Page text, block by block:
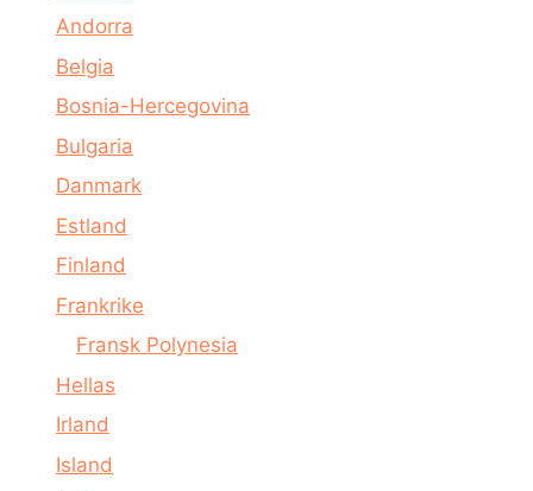
Andorra
Belgia
Bosnia-Hercegovina
Bulgaria
Danmark
Estland
Finland
Frankrike
Fransk Polynesia
Hellas
Irland
Island